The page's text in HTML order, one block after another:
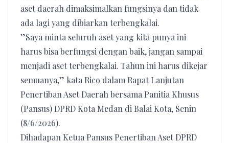
aset daerah dimaksimalkan fungsinya dan tidak
ada lagi yang dibiarkan terbengkalai.
​”Saya minta seluruh aset yang kita punya ini
harus bisa berfungsi dengan baik, jangan sampai
menjadi aset terbengkalai. Tahun ini harus dikejar
semuanya,” kata Rico dalam Rapat Lanjutan
Penertiban Aset Daerah bersama Panitia Khusus
(Pansus) DPRD Kota Medan di Balai Kota, Senin
(8/6/2026).
Dihadapan Ketua Pansus Penertiban Aset DPRD